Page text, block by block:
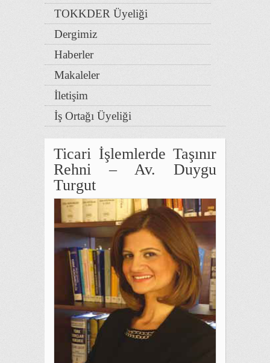
TOKKDER Üyeliği
Dergimiz
Haberler
Makaleler
İletişim
İş Ortağı Üyeliği
Ticari İşlemlerde Taşınır
Rehni – Av. Duygu
Turgut